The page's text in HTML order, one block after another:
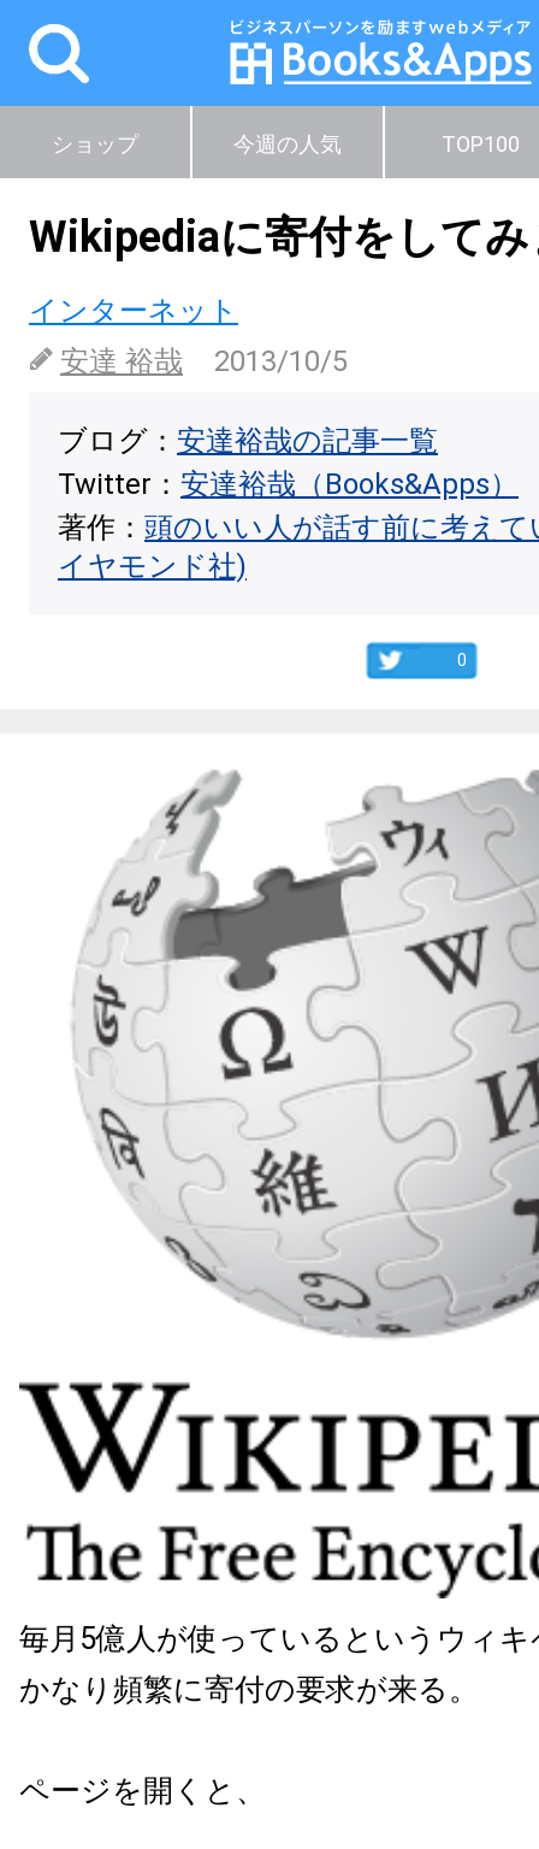
ショップ 今週の人気 TOP100
Wikipediaに寄付をして
インターネット
安達 裕哉
2013/10/5
ブログ： 安達裕哉の記事一覧
Twitter： 安達裕哉（Books&Apps）
著作： 頭のいい人が話す前に考え
イヤモンド社)
0
毎月5億人が使っているというウィ
かなり頻繁に寄付の要求が来る。
ページを開くと、